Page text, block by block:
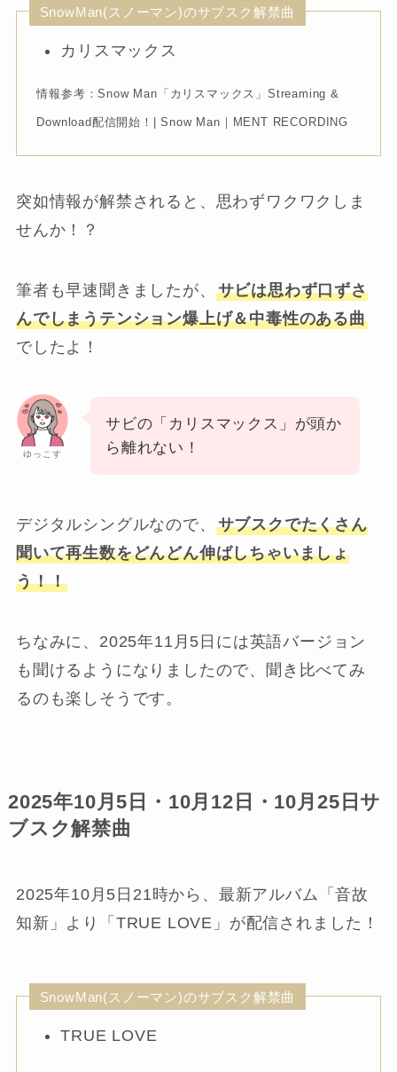
SnowMan(スノーマン)のサブスク解禁曲
カリスマックス
情報参考：Snow Man「カリスマックス」Streaming &
Download配信開始！| Snow Man｜MENT RECORDING
突如情報が解禁されると、思わずワクワクしま
せんか！？
筆者も早速聞きましたが、 サビは思わず口ずさ
んでしまうテンション爆上げ＆中毒性のある曲
でしたよ！
ゆっこす
サビの「カリスマックス」が頭か
ら離れない！
デジタルシングルなので、 サブスクでたくさん
聞いて再生数をどんどん伸ばしちゃいましょ
う！！
ちなみに、2025年11月5日には英語バージョン
も聞けるようになりましたので、聞き比べてみ
るのも楽しそうです。
2025年10月5日・10月12日・10月25日サ
ブスク解禁曲
2025年10月5日21時から、最新アルバム「音故
知新」より「TRUE LOVE」が配信されました！
SnowMan(スノーマン)のサブスク解禁曲
TRUE LOVE